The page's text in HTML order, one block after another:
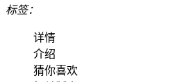
标签：
详情
介绍
猜你喜欢